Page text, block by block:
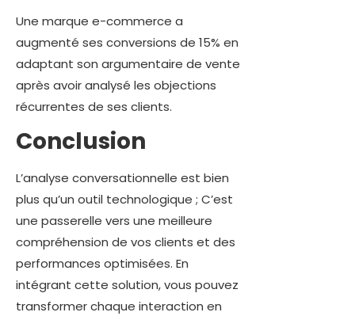
Une marque e-commerce a
augmenté ses conversions de 15% en
adaptant son argumentaire de vente
après avoir analysé les objections
récurrentes de ses clients.
Conclusion
L’analyse conversationnelle est bien
plus qu’un outil technologique ; C’est
une passerelle vers une meilleure
compréhension de vos clients et des
performances optimisées. En
intégrant cette solution, vous pouvez
transformer chaque interaction en